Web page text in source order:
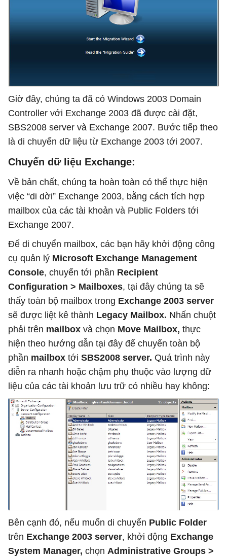
Giờ đây, chúng ta đã có Windows 2003 Domain
Controller với Exchange 2003 đã được cài đặt,
SBS2008 server và Exchange 2007. Bước tiếp theo
là di chuyển dữ liệu từ Exchange 2003 tới 2007.
Chuyển dữ liệu Exchange:
Về bản chất, chúng ta hoàn toàn có thể thực hiện
việc “di dời” Exchange 2003, bằng cách tích hợp
mailbox của các tài khoản và Public Folders tới
Exchange 2007.
Để di chuyển mailbox, các bạn hãy khởi động công
cụ quản lý Microsoft Exchange Management
Console, chuyển tới phần Recipient
Configuration > Mailboxes, tại đây chúng ta sẽ
thấy toàn bộ mailbox trong Exchange 2003 server
sẽ được liệt kê thành Legacy Mailbox. Nhấn chuột
phải trên mailbox và chọn Move Mailbox, thực
hiện theo hướng dẫn tại đây để chuyển toàn bộ
phần mailbox tới SBS2008 server. Quá trình này
diễn ra nhanh hoặc chậm phụ thuộc vào lượng dữ
liệu của các tài khoản lưu trữ có nhiều hay không:
Bên cạnh đó, nếu muốn di chuyển Public Folder
trên Exchange 2003 server, khởi động Exchange
System Manager, chọn Administrative Groups >